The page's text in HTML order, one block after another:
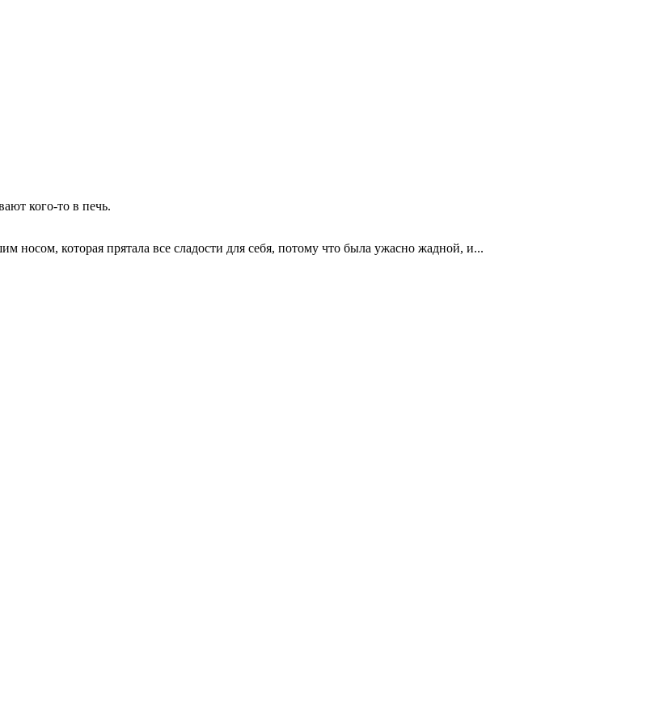
кого-то в печь.
носом, которая прятала все сладости для себя, потому что была ужасно жадной, и...